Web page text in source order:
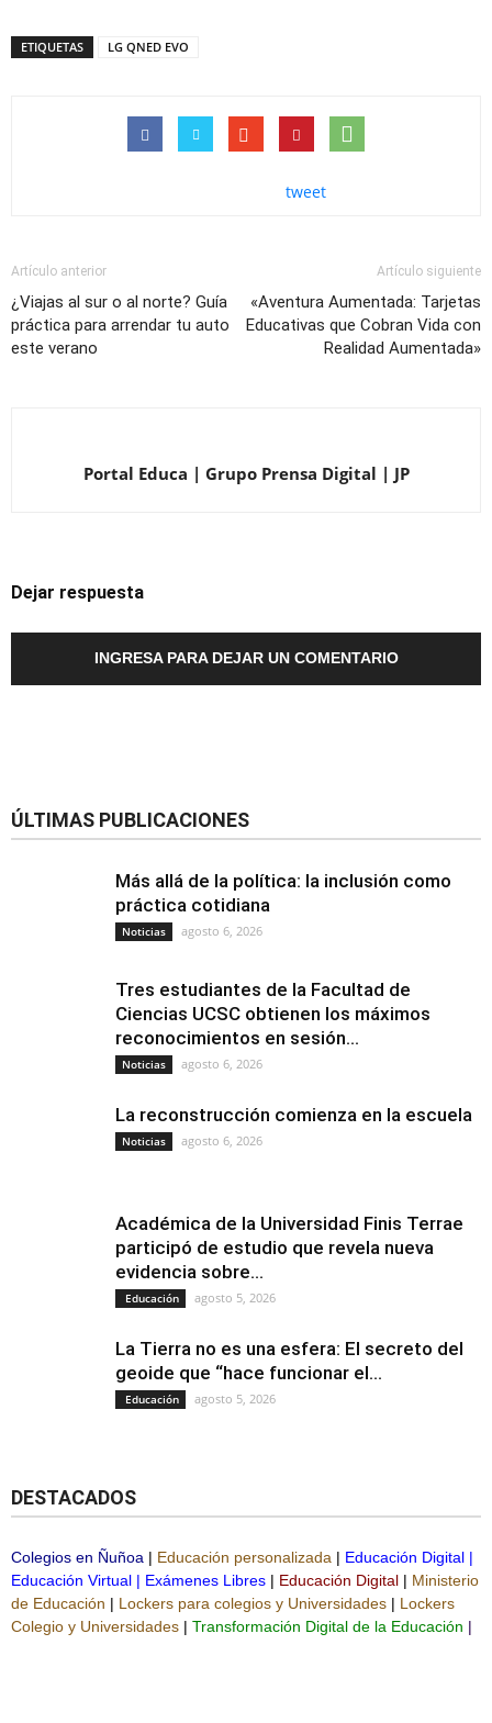
ETIQUETAS LG QNED EVO
tweet
Artículo anterior
¿Viajas al sur o al norte? Guía
práctica para arrendar tu auto
este verano
Artículo siguiente
«Aventura Aumentada: Tarjetas
Educativas que Cobran Vida con
Realidad Aumentada»
Portal Educa | Grupo Prensa Digital | JP
Dejar respuesta
INGRESA PARA DEJAR UN COMENTARIO
ÚLTIMAS PUBLICACIONES
Más allá de la política: la inclusión como
práctica cotidiana
Noticias agosto 6, 2026
Tres estudiantes de la Facultad de
Ciencias UCSC obtienen los máximos
reconocimientos en sesión...
Noticias agosto 6, 2026
La reconstrucción comienza en la escuela
Noticias agosto 6, 2026
Académica de la Universidad Finis Terrae
participó de estudio que revela nueva
evidencia sobre...
Educación agosto 5, 2026
La Tierra no es una esfera: El secreto del
geoide que “hace funcionar el...
Educación agosto 5, 2026
DESTACADOS
Colegios en Ñuñoa | Educación personalizada | Educación Digital |
Educación Virtual | Exámenes Libres | Educación Digital | Ministerio
de Educación | Lockers para colegios y Universidades | Lockers
Colegio y Universidades | Transformación Digital de la Educación |